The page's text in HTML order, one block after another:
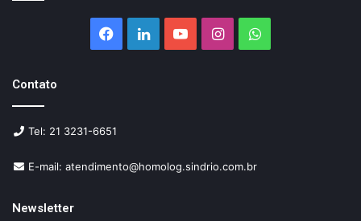
Facebook
LinkedinYouTubeInstagramWhatsApp
Contato
Tel: 21 3231-6651
E-mail: atendimento@homolog.sindrio.com.br
Newsletter